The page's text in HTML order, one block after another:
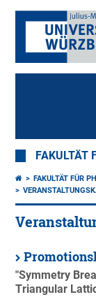
FAKULTÄT
FAKULTÄT FÜR
"Symmetry
Triangular